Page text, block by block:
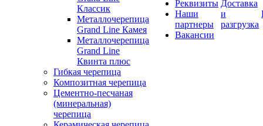
Классик
Металлочерепица
Grand Line Камея
Металлочерепица
Grand Line
Квинта плюс
Гибкая черепица
Композитная черепица
Цементно-песчаная
(минеральная)
черепица
Реквизиты
Наши
партнеры
Вакансии
Доставка
и
разгрузка